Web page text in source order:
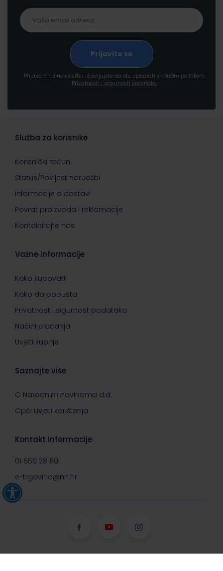
Prijavom na newsletter izjavljujete da ste upoznati s našom politikom
Privatnosti i sigurnosti podataka
Služba za korisnike
Korisnički račun
Status/Povijest narudžbi
Informacije o dostavi
Povrat proizvoda i reklamacije
Kontaktirajte nas
Važne informacije
Kako kupovati
Kako do popusta
Privatnost i sigurnost podataka
Načini plaćanja
Uvjeti kupnje
Saznajte više
O Narodnim novinama d.d.
Opći uvjeti korištenja
Kontakt informacije
01 650 28 80
e-trgovina@nn.hr